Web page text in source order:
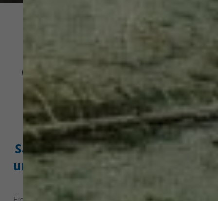
Ihr Fachbetrieb aus
Ottobeuren für Heizung
und Bad
Emil Hoffmann & Söhne
GmbH – die Experten für
Sanitärtechnik, Heizungsbau
und Heizungsmodernisierung
in Ottobeuren